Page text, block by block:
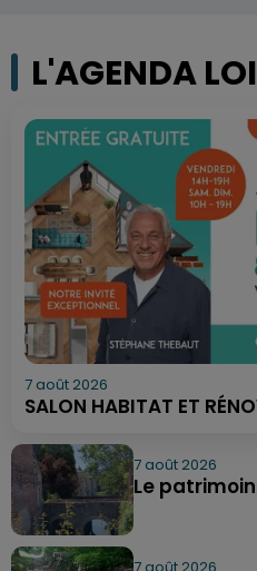
L'AGENDA
7 août 2026
SALON HABITAT ET
7 août 2026
Le